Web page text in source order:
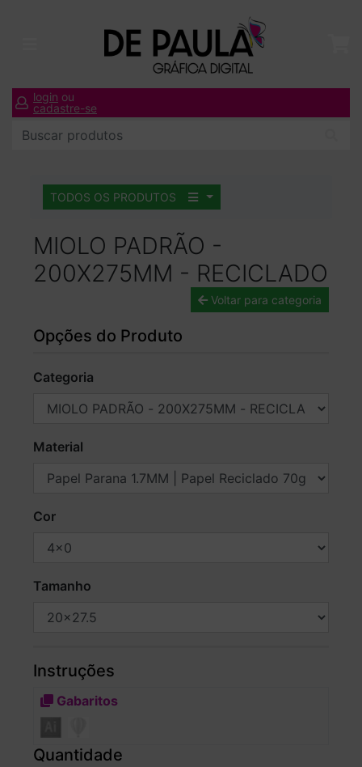
login ou
cadastre-se
TODOS OS PRODUTOS
MIOLO PADRÃO -
200X275MM - RECICLADO
Voltar para categoria
Opções do Produto
Categoria
Material
Cor
Tamanho
Instruções
Gabaritos
Quantidade